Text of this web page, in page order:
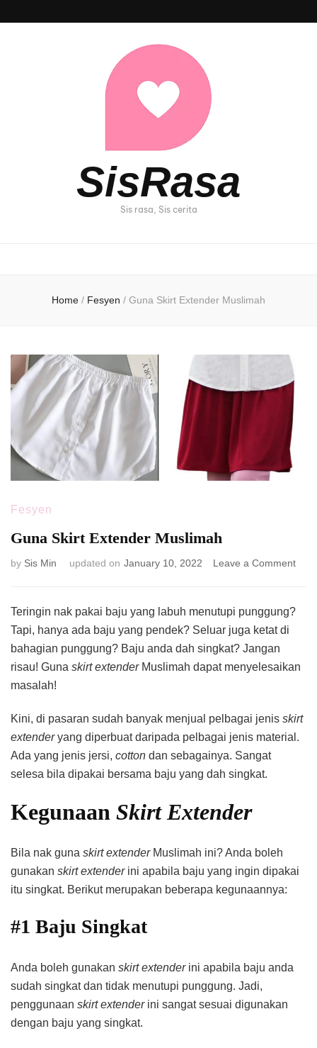
SisRasa
Sis rasa, Sis cerita
Home / Fesyen / Guna Skirt Extender Muslimah
Fesyen
Guna Skirt Extender Muslimah
by Sis Min updated on January 10, 2022 Leave a Commenton
Teringin nak pakai baju yang labuh menutupi punggung?
Tapi, hanya ada baju yang pendek? Seluar juga ketat di
bahagian punggung? Baju anda dah singkat? Jangan
risau! Guna skirt extenderMuslimah dapat menyelesaikan
masalah!
Kini, di pasaran sudah banyak menjual pelbagai jenis skirt
extenderyang diperbuat daripada pelbagai jenis material.
Ada yang jenis jersi, cotton dan sebagainya. Sangat
selesa bila dipakai bersama baju yang dah singkat.
Kegunaan Skirt Extender
Bila nak guna skirt extender Muslimah ini? Anda boleh
gunakan skirt extender ini apabila baju yang ingin dipakai
itu singkat. Berikut merupakan beberapa kegunaannya:
#1 Baju Singkat
Anda boleh gunakan skirt extender ini apabila baju anda
sudah singkat dan tidak menutupi punggung. Jadi,
penggunaan skirt extender ini sangat sesuai digunakan
dengan baju yang singkat.